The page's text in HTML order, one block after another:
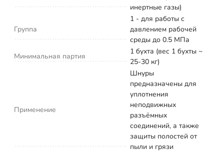
инертные газы)
Группа
1 - для работы с
давлением рабочей
среды до 0.5 МПа
Минимальная партия
1 бухта (вес 1 бухты ~
25-30 кг)
Применение
Шнуры
предназначены для
уплотнения
неподвижных
разъёмных
соединений, а также
защиты полостей от
пыли и грязи